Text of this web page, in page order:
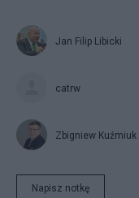
Jan Filip Libicki
catrw
Zbigniew Kuźmiuk
Napisz notkę